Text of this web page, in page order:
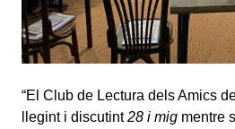
“El Club de Lectura dels Amics
llegint i discutint28 i mig mentre